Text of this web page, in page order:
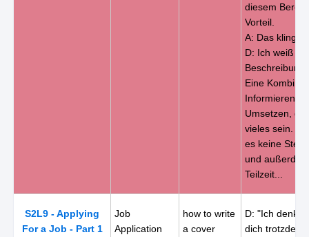
diesem
Vorteil.
A: Das klingt
D: Ich weiß
Beschreibung
Eine
Informieren,
Umsetzen,
vieles sein.
es keine
und
Teilzeit...
S2L9 - Applying
For a Job - Part 1
Job
Application
how to write
a cover
D: "Ich
dich trotzdem